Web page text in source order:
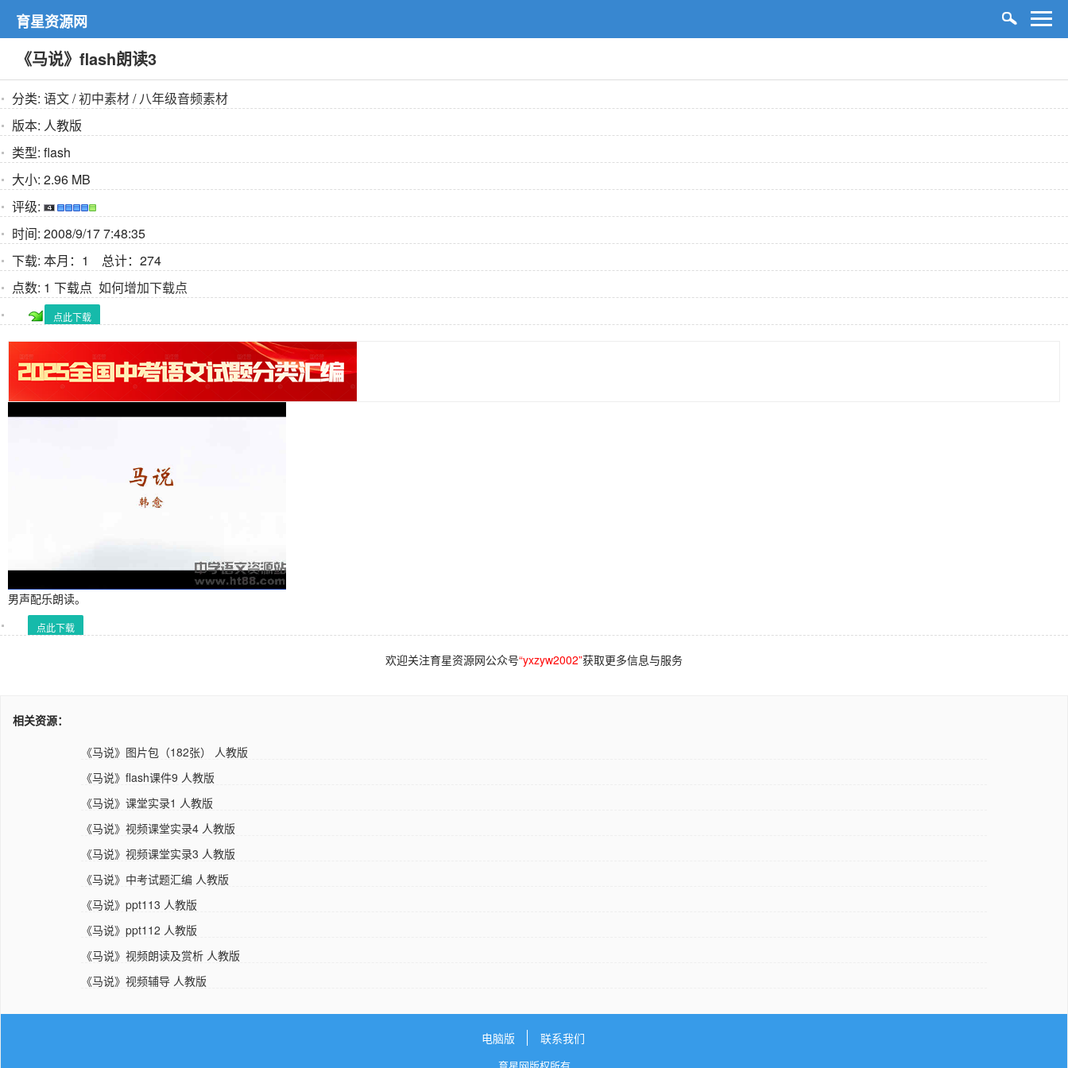
育星资源网
《马说》flash朗读3
分类: 语文/初中素材/八年级音频素材
版本: 人教版
类型: flash
大小: 2.96 MB
评级:
时间: 2008/9/17 7:48:35
下载: 本月：1 总计：274
点数: 1 下载点 如何增加下载点
点此下载
男声配乐朗读。
点此下载
欢迎关注育星资源网公众号“yxzyw2002”获取更多信息与服务
相关资源：
《马说》图片包（182张） 人教版
《马说》flash课件9 人教版
《马说》课堂实录1 人教版
《马说》视频课堂实录4 人教版
《马说》视频课堂实录3 人教版
《马说》中考试题汇编 人教版
《马说》ppt113 人教版
《马说》ppt112 人教版
《马说》视频朗读及赏析 人教版
《马说》视频辅导 人教版
电脑版 联系我们